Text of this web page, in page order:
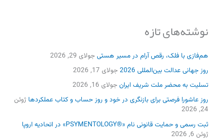
نوشته‌های تازه
هم‌فازی با فلک، رقص آرام در مسیر هستیجولای 29, 2026
روز جهانی عدالت بین‌المللی 2026
جولای 17, 2026
تسلیت به محضر ملت شریف ایرانجولای 16, 2026
روز عاشورا فرصتی برای بازنگری در خود و روز حساب و کتاب عملکردها ژوئن
24, 2026
ثبت رسمی و حمایت قانونی نام «®PSYMENTOLOGY» در اتحادیه اروپا
ژوئن 6, 2026